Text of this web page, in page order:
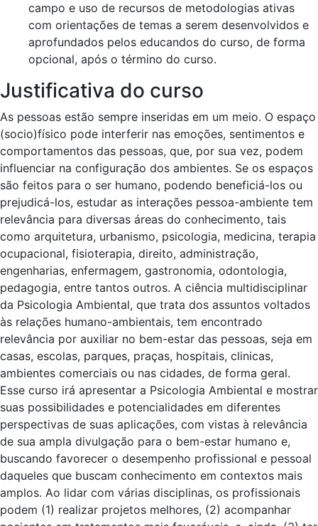
campo e uso de recursos de metodologias ativas
com orientações de temas a serem desenvolvidos e
aprofundados pelos educandos do curso, de forma
opcional, após o término do curso.
Justificativa do curso
As pessoas estão sempre inseridas em um meio. O espaço
(socio)físico pode interferir nas emoções, sentimentos e
comportamentos das pessoas, que, por sua vez, podem
influenciar na configuração dos ambientes. Se os espaços
são feitos para o ser humano, podendo beneficiá-los ou
prejudicá-los, estudar as interações pessoa-ambiente tem
relevância para diversas áreas do conhecimento, tais
como arquitetura, urbanismo, psicologia, medicina, terapia
ocupacional, fisioterapia, direito, administração,
engenharias, enfermagem, gastronomia, odontologia,
pedagogia, entre tantos outros. A ciência multidisciplinar
da Psicologia Ambiental, que trata dos assuntos voltados
às relações humano-ambientais, tem encontrado
relevância por auxiliar no bem-estar das pessoas, seja em
casas, escolas, parques, praças, hospitais, clinicas,
ambientes comerciais ou nas cidades, de forma geral.
Esse curso irá apresentar a Psicologia Ambiental e mostrar
suas possibilidades e potencialidades em diferentes
perspectivas de suas aplicações, com vistas à relevância
de sua ampla divulgação para o bem-estar humano e,
buscando favorecer o desempenho profissional e pessoal
daqueles que buscam conhecimento em contextos mais
amplos. Ao lidar com várias disciplinas, os profissionais
podem (1) realizar projetos melhores, (2) acompanhar